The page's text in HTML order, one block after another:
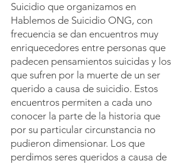
Suicidio que organizamos en
Hablemos de Suicidio ONG, con
frecuencia se dan encuentros muy
enriquecedores entre personas que
padecen pensamientos suicidas y los
que sufren por la muerte de un ser
querido a causa de suicidio. Estos
encuentros permiten a cada uno
conocer la parte de la historia que
por su particular circunstancia no
pudieron dimensionar. Los que
perdimos seres queridos a causa de